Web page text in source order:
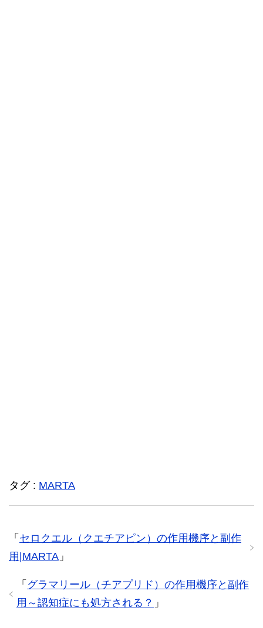
タグ : MARTA
「 セロクエル（クエチアピン）の作用機序と副作
用|MARTA 」
「 グラマリール（チアプリド）の作用機序と副作
用～認知症にも処方される？ 」